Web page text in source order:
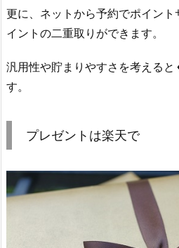
更に、ネットから予約でポイン
イントの二重取りができます。
汎用性や貯まりやすさを考えると
す。
プレゼントは楽天で